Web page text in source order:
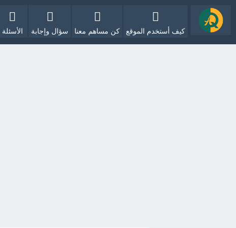
كيف أستخدم الموقع كن مساهم معنا سؤال وإجابة الأسئلة